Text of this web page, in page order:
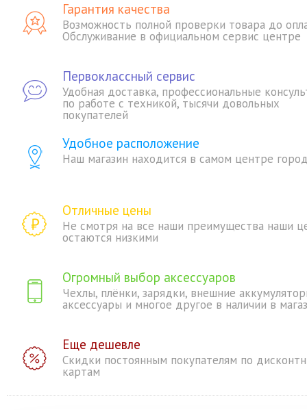
Гарантия качества
Возможность полной проверки товара до
Обслуживание в официальном сервис центре
Первоклассный сервис
Удобная доставка, профессиональные
по работе с техникой, тысячи довольных
покупателей
Удобное расположение
Наш магазин находится в самом центре
Отличные цены
Не смотря на все наши преимущества наши
остаются низкими
Огромный выбор аксессуаров
Чехлы, плёнки, зарядки, внешние
аксессуары и многое другое в наличии в
Еще дешевле
Скидки постоянным покупателям по
картам